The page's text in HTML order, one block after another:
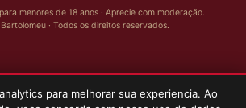
para melhorar sua experiencia. Ao
menores de 18 anos · Aprecie com moderação.
· Todos os direitos reservados.